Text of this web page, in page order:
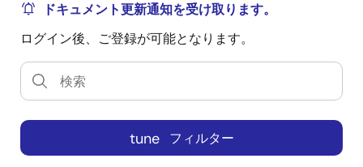
ドキュメント更新通知を受け取ります。
ログイン後、ご登録が可能となります。
tune フィルター